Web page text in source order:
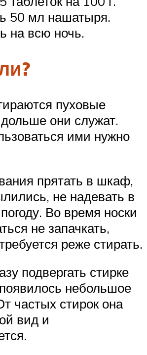
50 мл нашатыря.
на всю ночь.
пуховые
они служат.
ими нужно
прятать в шкаф,
не надевать в
Во время носки
не запачкать,
реже стирать.
подвергать стирке
небольшое
частых стирок она
вид и